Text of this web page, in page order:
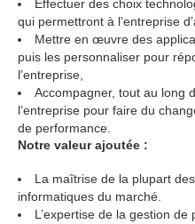
Effectuer des choix
qui permettront à l’entreprise
Mettre en œuvre des
puis les personnaliser pour
l’entreprise,
Accompagner, tout au long
l’entreprise pour faire du
de performance.
Notre valeur ajoutée :
La maîtrise de la plupart
informatiques du marché.
L’expertise de la gestion